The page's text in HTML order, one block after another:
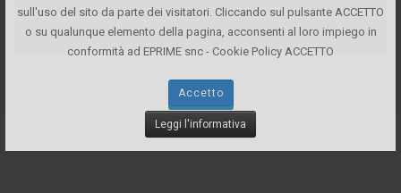
sull'uso del sito da parte dei visitatori. Cliccando sul pulsante ACCETTO
o su qualunque elemento della pagina, acconsenti al loro impiego in
conformità ad EPRIME snc - Cookie Policy ACCETTO
Accetto
Leggi l'informativa